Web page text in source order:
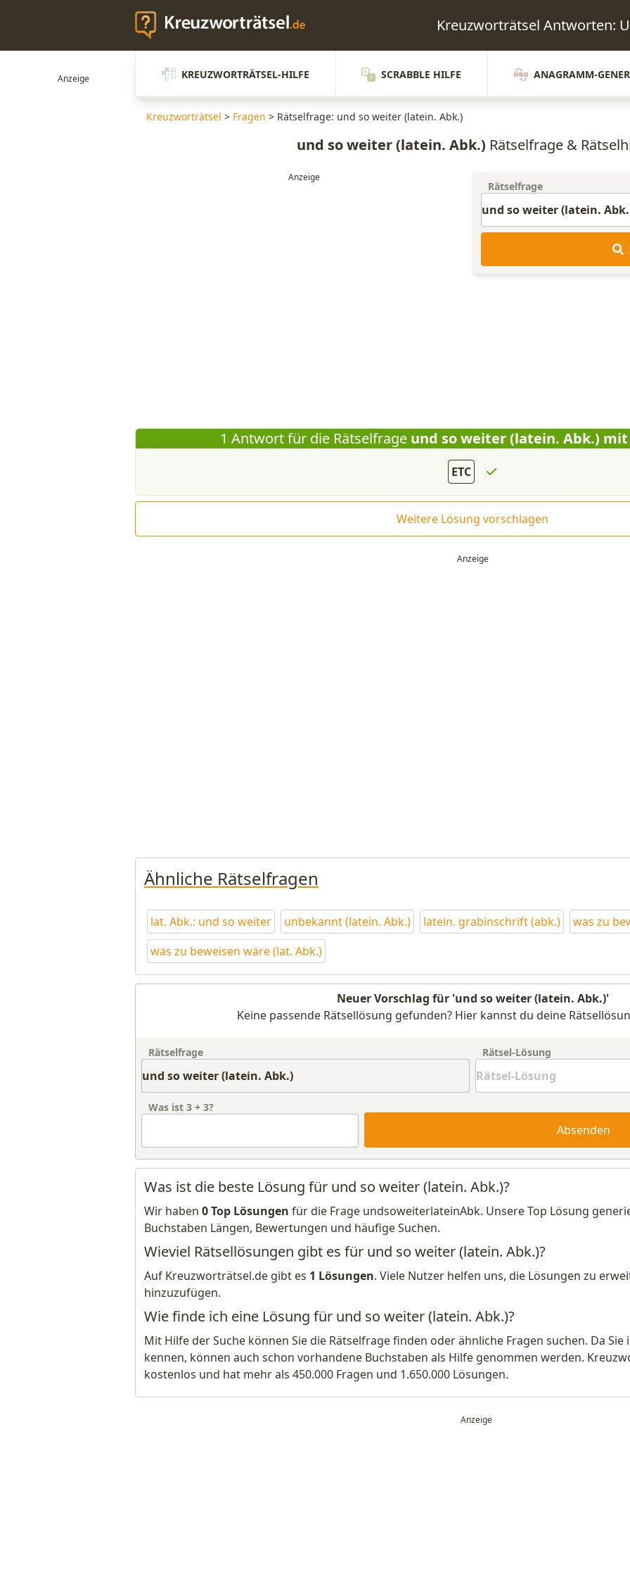
Kreuzworträtsel Antworten:
KREUZWORTRÄTSEL-HILFE SCRABBLE HILFE ANAGRAMM-
Kreuzworträtsel > Fragen > Rätselfrage: und so weiter (latein. Abk.)
und so weiter (latein. Abk.) Rätselfrage &
Rätselfrage
1 Antwort für die Rätselfrageund so weiter (latein. Abk.) mit
ETC
Weitere Lösung vorschlagen
Ähnliche Rätselfragen
lat. Abk.: und so weiter unbekannt (latein. Abk.) latein. grabinschrift (abk.)
was zu
was zu beweisen wäre (lat. Abk.)
Neuer Vorschlag für 'und so weiter (latein. Abk.)'
Keine passende Rätsellösung gefunden? Hier kannst du deine
Rätselfrage Rätsel-Lösung
Was ist 3 + 3?
Absenden
Was ist die beste Lösung für und so weiter (latein. Abk.)?
Wir haben 0 Top Lösungen für die Frage undsoweiterlateinAbk. Unsere Top Lösung
Buchstaben Längen, Bewertungen und häufige Suchen.
Wieviel Rätsellösungen gibt es für und so weiter (latein. Abk.)?
Auf Kreuzworträtsel.de gibt es 1 Lösungen. Viele Nutzer helfen uns, die Lösungen zu
hinzuzufügen.
Wie finde ich eine Lösung für und so weiter (latein. Abk.)?
Mit Hilfe der Suche können Sie die Rätselfrage finden oder ähnliche Fragen suchen. Da
kennen, können auch schon vorhandene Buchstaben als Hilfe genommen werden.
kostenlos und hat mehr als 450.000 Fragen und 1.650.000 Lösungen.